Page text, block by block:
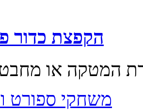
הקפצת כדור
משחקי ספורט